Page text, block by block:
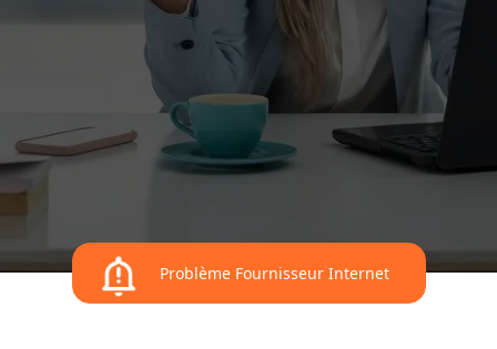
Problème Fournisseur Internet